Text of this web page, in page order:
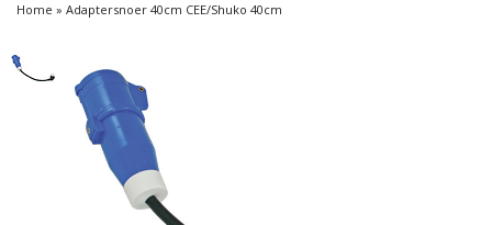
Home » Adaptersnoer 40cm CEE/Shuko 40cm